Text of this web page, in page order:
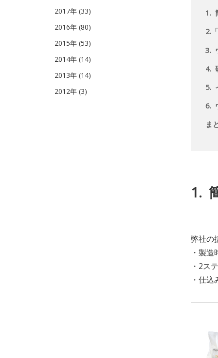
1.
2.
3.
4.
5.
6.
ま
1.
弊社の
・製
・2ス
・仕
2017年 (33)
2016年 (80)
2015年 (53)
2014年 (14)
2013年 (14)
2012年 (3)